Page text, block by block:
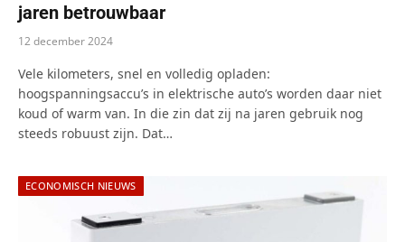
jaren betrouwbaar
12 december 2024
Vele kilometers, snel en volledig opladen:
hoogspanningsaccu’s in elektrische auto’s worden daar niet
koud of warm van. In die zin dat zij na jaren gebruik nog
steeds robuust zijn. Dat…
ECONOMISCH NIEUWS